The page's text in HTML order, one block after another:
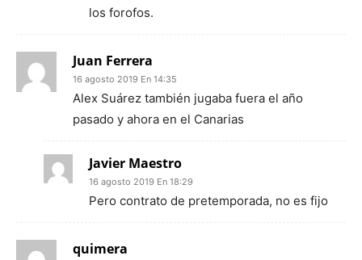
los forofos.
Juan Ferrera
16 agosto 2019 En 14:35
Alex Suárez también jugaba fuera el año
pasado y ahora en el Canarias
Javier Maestro
16 agosto 2019 En 18:29
Pero contrato de pretemporada, no es fijo
quimera